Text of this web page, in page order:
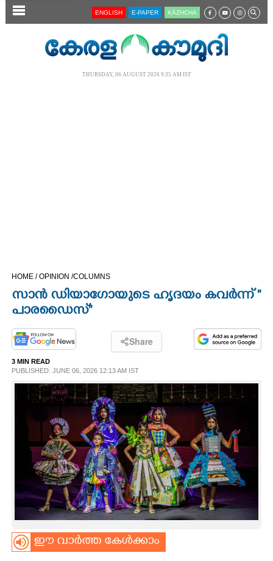
SECTIONS
LIFESTYLE
SPIRITUAL
INFO+
ART
ASTRO
ENGLISH E-PAPER KĀZHCHA
THURSDAY, 06 AUGUST 2026 9.35 AM IST
HOME /OPINION /COLUMNS
സാൻ ഡിയാഗോയുടെ ഹൃദയം കവർന്ന് ''
പാരഡൈസ്''
Share
3 MIN READ
PUBLISHED: JUNE 06, 2026 12:13 AM IST
ഈ വാർത്ത കേൾക്കാം